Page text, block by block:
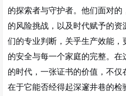
的探索者与守护者。他们面对
的风险挑战，以及时代赋予的
们的专业判断，关乎生产效能
的安全与每一个家庭的完整。
的时代，一张证书的价值，不
在于它能否经得起深邃井巷的检